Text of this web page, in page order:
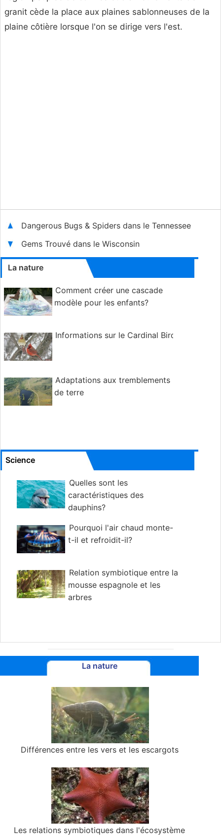
granit cède la place aux plaines sablonneuses de la
plaine côtière lorsque l'on se dirige vers l'est.
Dangerous Bugs & Spiders dans le Tennessee
Gems Trouvé dans le Wisconsin
La nature
Comment créer une cascade
modèle pour les enfants?
Informations sur le Cardinal Bird
Adaptations aux tremblements
de terre
Science
Quelles sont les
caractéristiques des
dauphins?
Pourquoi l'air chaud monte-
t-il et refroidit-il?
Relation symbiotique entre la
mousse espagnole et les
arbres
La nature
Différences entre les vers et les escargots
Les relations symbiotiques dans l'écosystème